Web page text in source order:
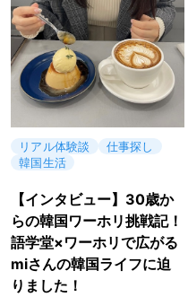
リアル体験談
仕事探し
韓国生活
【インタビュー】30歳か
らの韓国ワーホリ挑戦記！
語学堂×ワーホリで広がる
miさんの韓国ライフに迫
りました！